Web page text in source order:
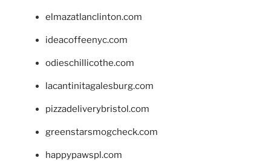
elmazatlanclinton.com
ideacoffeenyc.com
odieschillicothe.com
lacantinitagalesburg.com
pizzadeliverybristol.com
greenstarsmogcheck.com
happypawspl.com